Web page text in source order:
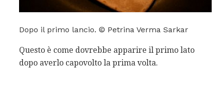
Dopo il primo lancio. © Petrina Verma Sarkar
Questo è come dovrebbe apparire il primo lato
dopo averlo capovolto la prima volta.